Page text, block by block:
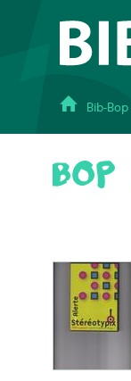
Bib-Bop